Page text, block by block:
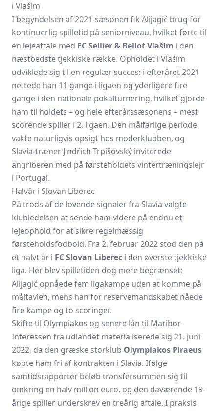
i Vlašim
I begyndelsen af 2021-sæsonen fik Alijagić brug for
kontinuerlig spilletid på seniorniveau, hvilket førte til
en lejeaftale med FC Sellier & Bellot Vlašim i den
næstbedste tjekkiske række. Opholdet i Vlašim
udviklede sig til en regulær succes: i efteråret 2021
nettede han 11 gange i ligaen og yderligere fire
gange i den nationale pokalturnering, hvilket gjorde
ham til holdets – og hele efterårssæsonens – mest
scorende spiller i 2. ligaen. Den målfarlige periode
vakte naturligvis opsigt hos moderklubben, og
Slavia-træner Jindřich Trpišovský inviterede
angriberen med på førsteholdets vintertræningslejr
i Portugal.
Halvår i Slovan Liberec
På trods af de lovende signaler fra Slavia valgte
klubledelsen at sende ham videre på endnu et
lejeophold for at sikre regelmæssig
førsteholdsfodbold. Fra 2. februar 2022 stod den på
et halvt år i FC Slovan Liberec i den øverste tjekkiske
liga. Her blev spilletiden dog mere begrænset;
Alijagić opnåede fem ligakampe uden at komme på
måltavlen, mens han for reservemandskabet nåede
fire kampe og to scoringer.
Skifte til Olympiakos og senere lån til Maribor
Interessen fra udlandet materialiserede sig 21. juni
2022, da den græske storklub Olympiakos Piraeus
købte ham fri af kontrakten i Slavia. Ifølge
samtidsrapporter beløb transfersummen sig til
omkring en halv million euro, og den daværende 19-
årige spiller underskrev en treårig aftale. I praksis